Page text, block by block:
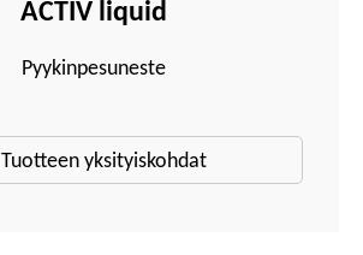
ACTIV liquid
Pyykinpesuneste
Tuotteen yksityiskohdat